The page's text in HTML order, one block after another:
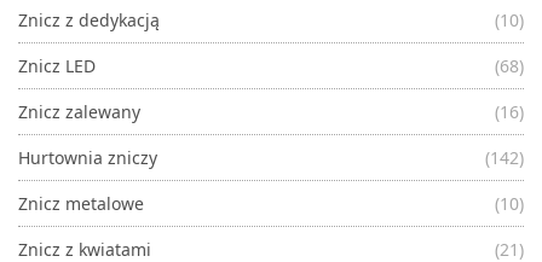
Znicz z dedykacją
(10)
Znicz LED
(68)
Znicz zalewany
(16)
Hurtownia zniczy
(142)
Znicz metalowe
(10)
Znicz z kwiatami
(21)